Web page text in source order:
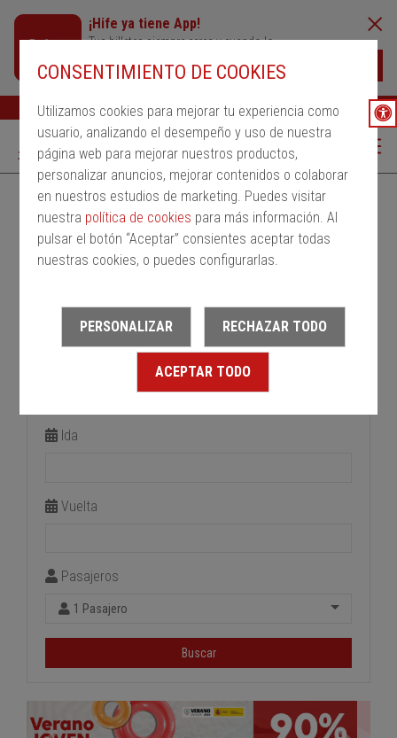
CONSENTIMIENTO DE COOKIES
Utilizamos cookies para mejorar tu experiencia como
usuario, analizando el desempeño y uso de nuestra
página web para mejorar nuestros productos,
personalizar anuncios, mejorar contenidos o colaborar
en nuestros estudios de marketing. Puedes visitar
nuestra política de cookies para más información. Al
pulsar el botón “Aceptar” consientes aceptar todas
nuestras cookies, o puedes configurarlas.
PERSONALIZAR RECHAZAR TODO
ACEPTAR TODO
¡Hife ya tiene App!
Tus billetes siempre cerca y cuando lo
Buscar Ayuda ESP
Desde
Estación de llegada
Ida
Vuelta
Pasajeros
1 Pasajero
Buscar